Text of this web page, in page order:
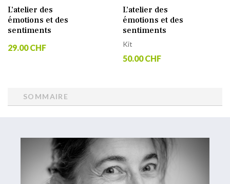
L’atelier des
émotions et des
sentiments
29.00 CHF
L’atelier des
émotions et des
sentiments
Kit
50.00 CHF
SOMMAIRE